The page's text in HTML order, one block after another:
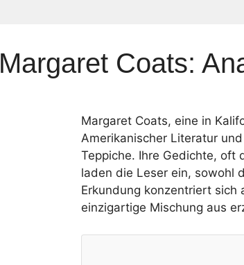
Margaret Coats:
Margaret Coats, eine in
Amerikanischer Literatur
Teppiche. Ihre Gedichte, oft
laden die Leser ein, sowohl
Erkundung konzentriert sich
einzigartige Mischung aus